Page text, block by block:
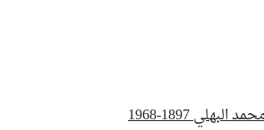
البهلي‏ ‏‏‏‏1897‏‏-1968‏